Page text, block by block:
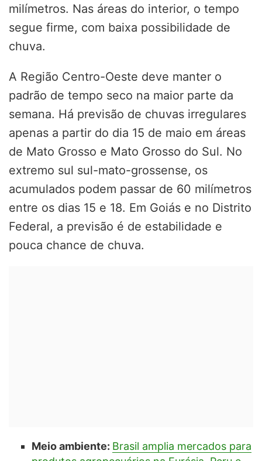
milímetros. Nas áreas do interior, o tempo
segue firme, com baixa possibilidade de
chuva.
A Região Centro-Oeste deve manter o
padrão de tempo seco na maior parte da
semana. Há previsão de chuvas irregulares
apenas a partir do dia 15 de maio em áreas
de Mato Grosso e Mato Grosso do Sul. No
extremo sul sul-mato-grossense, os
acumulados podem passar de 60 milímetros
entre os dias 15 e 18. Em Goiás e no Distrito
Federal, a previsão é de estabilidade e
pouca chance de chuva.
Meio ambiente: Brasil amplia mercados para